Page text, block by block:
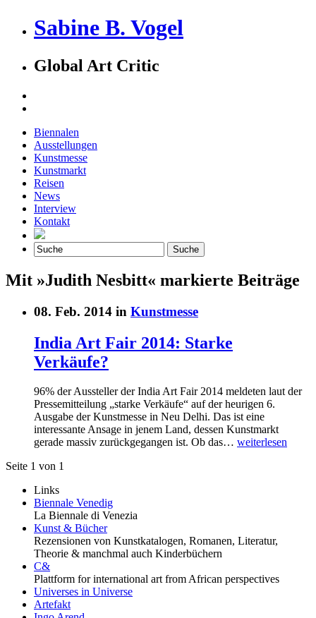
Sabine B. Vogel
Global Art Critic
Biennalen
Ausstellungen
Kunstmesse
Kunstmarkt
Reisen
News
Interview
Kontakt
Mit »Judith Nesbitt« markierte Beiträge
08. Feb. 2014 in Kunstmesse
India Art Fair 2014: Starke
Verkäufe?
96% der Aussteller der India Art Fair 2014 meldeten laut der
Pressemitteilung „starke Verkäufe“ auf der heurigen 6.
Ausgabe der Kunstmesse in Neu Delhi. Das ist eine
interessante Ansage in jenem Land, dessen Kunstmarkt
gerade massiv zurückgegangen ist. Ob das… weiterlesen
Seite 1 von 1
Links
Biennale Venedig
La Biennale di Venezia
Kunst & Bücher
Rezensionen von Kunstkatalogen, Romanen, Literatur,
Theorie & manchmal auch Kinderbüchern
C&
Plattform for international art from African perspectives
Universes in Universe
Artefakt